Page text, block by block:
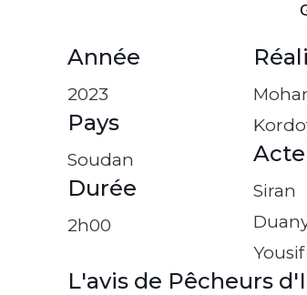
Année
2023
Pays
Soudan
Durée
2h00
Yousif
L'avis de Pêcheurs